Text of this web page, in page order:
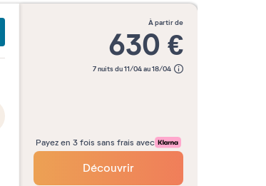
à partir de
630 €
7 nuits du 11/04 au 18/04
Payez en 3 fois sans frais avec
Découvrir